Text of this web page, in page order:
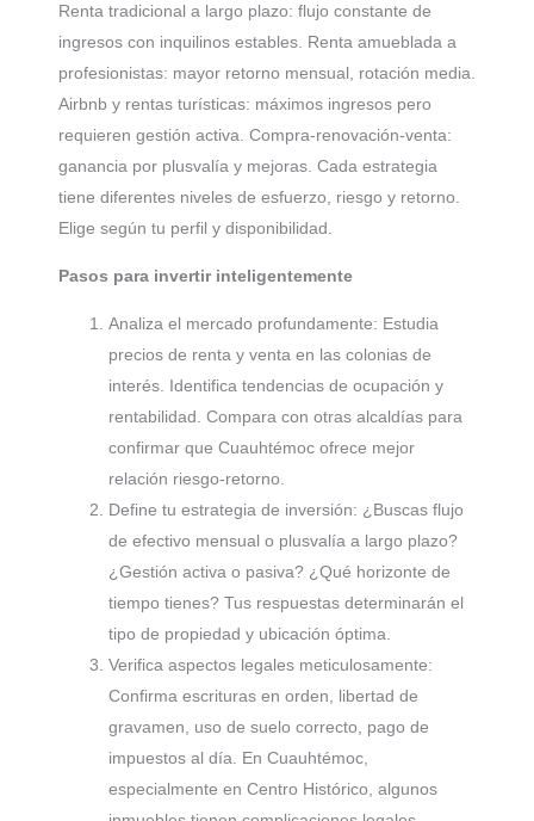
Renta tradicional a largo plazo: flujo constante de
ingresos con inquilinos estables. Renta amueblada a
profesionistas: mayor retorno mensual, rotación media.
Airbnb y rentas turísticas: máximos ingresos pero
requieren gestión activa. Compra-renovación-venta:
ganancia por plusvalía y mejoras. Cada estrategia
tiene diferentes niveles de esfuerzo, riesgo y retorno.
Elige según tu perfil y disponibilidad.
Pasos para invertir inteligentemente
Analiza el mercado profundamente: Estudia
precios de renta y venta en las colonias de
interés. Identifica tendencias de ocupación y
rentabilidad. Compara con otras alcaldías para
confirmar que Cuauhtémoc ofrece mejor
relación riesgo-retorno.
Define tu estrategia de inversión: ¿Buscas flujo
de efectivo mensual o plusvalía a largo plazo?
¿Gestión activa o pasiva? ¿Qué horizonte de
tiempo tienes? Tus respuestas determinarán el
tipo de propiedad y ubicación óptima.
Verifica aspectos legales meticulosamente:
Confirma escrituras en orden, libertad de
gravamen, uso de suelo correcto, pago de
impuestos al día. En Cuauhtémoc,
especialmente en Centro Histórico, algunos